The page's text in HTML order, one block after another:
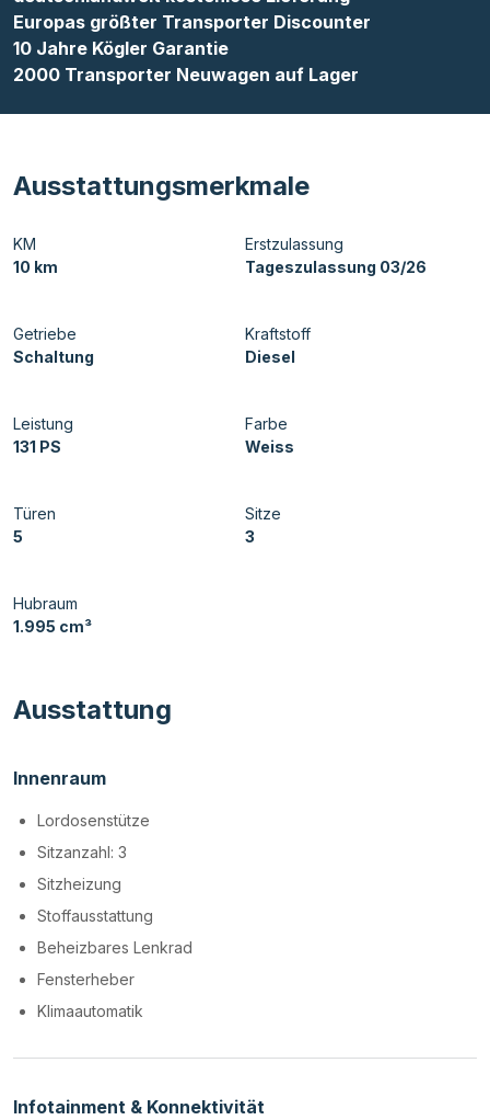
Europas größter Transporter Discounter
10 Jahre Kögler Garantie
2000 Transporter Neuwagen auf Lager
Ausstattungsmerkmale
KM
10 km
Erstzulassung
Tageszulassung 03/26
Getriebe
Schaltung
Kraftstoff
Diesel
Leistung
131 PS
Farbe
Weiss
Türen
5
Sitze
3
Hubraum
1.995 cm³
Ausstattung
Innenraum
Lordosenstütze
Sitzanzahl: 3
Sitzheizung
Stoffausstattung
Beheizbares Lenkrad
Fensterheber
Klimaautomatik
Infotainment & Konnektivität